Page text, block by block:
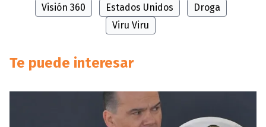
Visión 360 Estados Unidos
Droga
Viru Viru
Te puede interesar